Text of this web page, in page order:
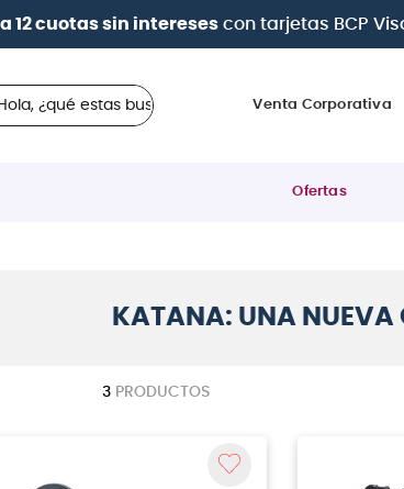
12 cuotas sin interesescon tarjetas BCP
estas buscando?
Venta Corporativa
Ofertas
KATANA: UNA NUEVA
3 PRODUCTOS